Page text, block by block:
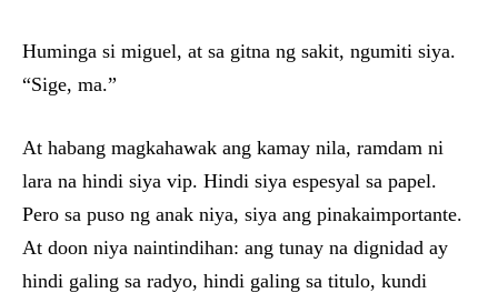
Huminga si miguel, at sa gitna ng sakit, ngumiti siya.
“Sige, ma.”
At habang magkahawak ang kamay nila, ramdam ni
lara na hindi siya vip. Hindi siya espesyal sa papel.
Pero sa puso ng anak niya, siya ang pinakaimportante.
At doon niya naintindihan: ang tunay na dignidad ay
hindi galing sa radyo, hindi galing sa titulo, kundi